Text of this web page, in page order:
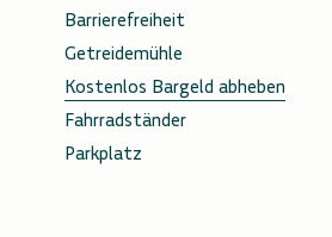
Barrierefreiheit
Getreidemühle
Kostenlos Bargeld abheben
Fahrradständer
Parkplatz